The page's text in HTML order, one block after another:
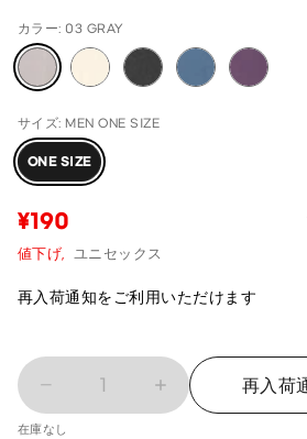
カラー: 03 GRAY
サイズ: MEN ONE SIZE
ONE SIZE
¥190
値下げ, ユニセックス
再入荷通知をご利用いただけます
1 再入荷
在庫なし